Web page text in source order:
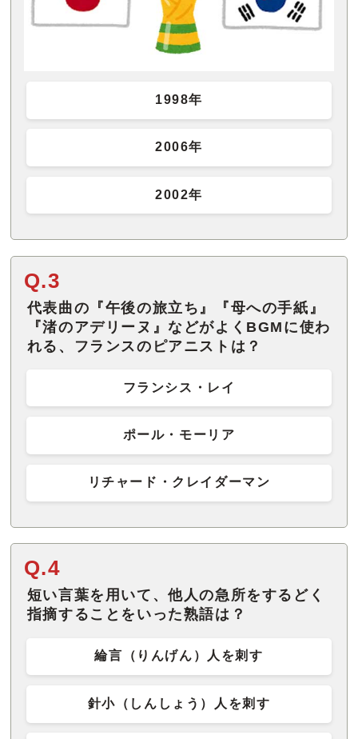
1998年
2006年
2002年
Q.3
代表曲の『午後の旅立ち』『母への手紙』
『渚のアデリーヌ』などがよくBGMに使わ
れる、フランスのピアニストは？
フランシス・レイ
ポール・モーリア
リチャード・クレイダーマン
Q.4
短い言葉を用いて、他人の急所をするどく
指摘することをいった熟語は？
綸言（りんげん）人を刺す
針小（しんしょう）人を刺す